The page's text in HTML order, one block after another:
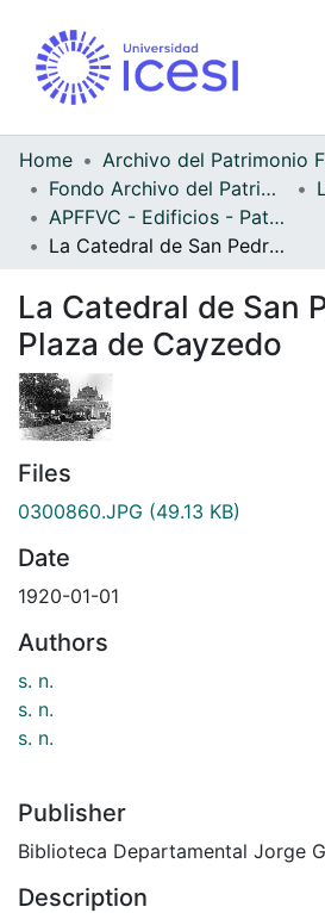
Home
Fondo Archivo del Patrimonio Fotográfico y Fílmico del Valle del Cauca
APFFVC - Edificios - Patrimonial
La Catedral de San Pedro y la Plaza de Cayzedo
La Catedral de San
Plaza de Cayzedo
Files
0300860.JPG (49.13 KB)
Date
1920-01-01
Authors
s. n.
s. n.
s. n.
Publisher
Biblioteca Departamental Jorge
Description